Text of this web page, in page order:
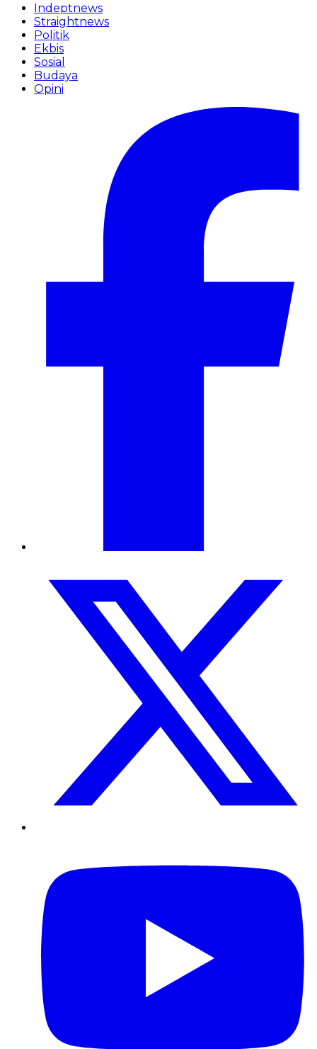
Indeptnews
Straightnews
Politik
Ekbis
Sosial
Budaya
Opini